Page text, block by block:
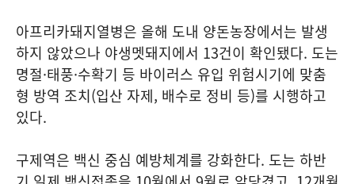
아프리카돼지열병은 올해 도내 양돈농장에서는 발생
하지 않았으나 야생멧돼지에서 13건이 확인됐다. 도는
명절·태풍·수확기 등 바이러스 유입 위험시기에 맞춤
형 방역 조치(입산 자제, 배수로 정비 등)를 시행하고
있다.
구제역은 백신 중심 예방체계를 강화한다. 도는 하반